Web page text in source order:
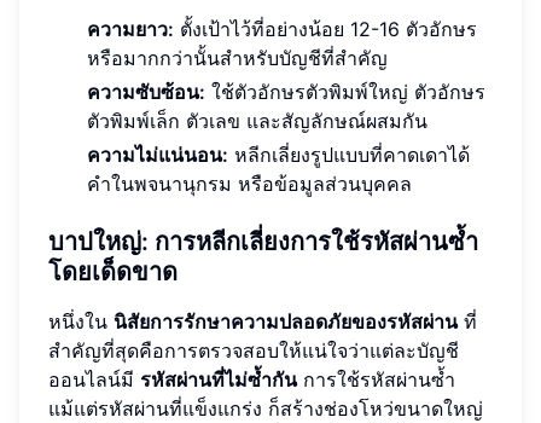
ความยาว: ตั้งเป้าไว้ที่อย่างน้อย 12-16 ตัวอักษร
หรือมากกว่านั้นสำหรับบัญชีที่สำคัญ
ความซับซ้อน: ใช้ตัวอักษรตัวพิมพ์ใหญ่ ตัวอักษร
ตัวพิมพ์เล็ก ตัวเลข และสัญลักษณ์ผสมกัน
ความไม่แน่นอน: หลีกเลี่ยงรูปแบบที่คาดเดาได้
คำในพจนานุกรม หรือข้อมูลส่วนบุคคล
บาปใหญ่: การหลีกเลี่ยงการใช้รหัสผ่านซ้ำ
โดยเด็ดขาด
หนึ่งใน นิสัยการรักษาความปลอดภัยของรหัสผ่านที่
สำคัญที่สุดคือการตรวจสอบให้แน่ใจว่าแต่ละบัญชี
ออนไลน์มี รหัสผ่านที่ไม่ซ้ำกันการใช้รหัสผ่านซ้ำ
แม้แต่รหัสผ่านที่แข็งแกร่ง ก็สร้างช่องโหว่ขนาดใหญ่